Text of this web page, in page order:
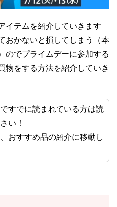
イテムを紹介していきます
おかないと損してしまう（本
のでプライムデーに参加する
物をする方法を紹介していき
すでに読まれている方は読
い！
おすすめ品の紹介に移動し